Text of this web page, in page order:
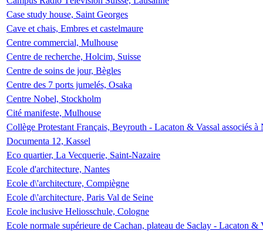
Case study house, Saint Georges
Cave et chais, Embres et castelmaure
Centre commercial, Mulhouse
Centre de recherche, Holcim, Suisse
Centre de soins de jour, Bègles
Centre des 7 ports jumelés, Osaka
Centre Nobel, Stockholm
Cité manifeste, Mulhouse
Collège Protestant Français, Beyrouth - Lacaton & Vassal associés
Documenta 12, Kassel
Eco quartier, La Vecquerie, Saint-Nazaire
Ecole d'architecture, Nantes
Ecole d\'architecture, Compiègne
Ecole d\'architecture, Paris Val de Seine
Ecole inclusive Heliosschule, Cologne
Ecole normale supérieure de Cachan, plateau de Saclay - Lacaton &